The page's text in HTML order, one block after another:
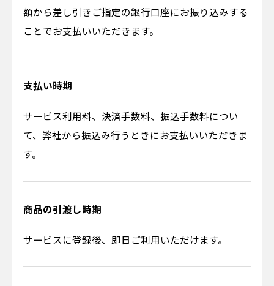
額から差し引きご指定の銀行口座にお振り込みする
ことでお支払いいただきます。
支払い時期
サービス利用料、決済手数料、振込手数料につい
て、弊社から振込み行うときにお支払いいただきま
す。
商品の引渡し時期
サービスに登録後、即日ご利用いただけます。